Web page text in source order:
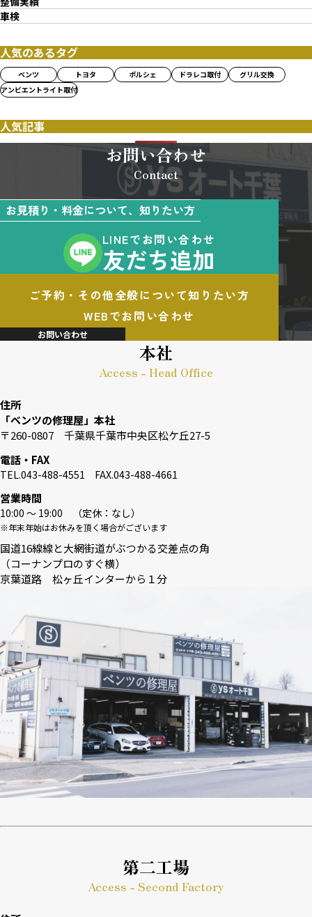
車検
人気のあるタグ
ベンツ トヨタ ポルシェ ドラレコ取付
グリル交換
アンビエントライト取付
人気記事
お問い合わせ
Contact
お見積り・料金について、知りたい方
LINEでお問い合わせ
友だち追加
ご予約・その他全般について知りたい方
WEBでお問い合わせ
お問い合わせ
本社
Access - Head Office
住所
「ベンツの修理屋」本社
〒260-0807 千葉県千葉市中央区松ケ丘27-5
電話・FAX
TEL.043-488-4551 FAX.043-488-4661
営業時間
10:00 〜 19:00 （定休：なし）
※年末年始はお休みを頂く場合がございます
国道16線線と大網街道がぶつかる交差点の角
（コーナンプロのすぐ横）
京葉道路 松ヶ丘インターから１分
第二工場
Access - Second Factory